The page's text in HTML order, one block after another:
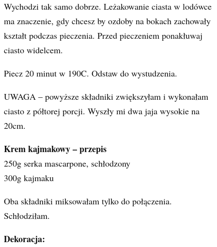
Wychodzi tak samo dobrze. Leżakowanie ciasta w lodówce
ma znaczenie, gdy chcesz by ozdoby na bokach zachowały
kształt podczas pieczenia. Przed pieczeniem ponakłuwaj
ciasto widelcem.
Piecz 20 minut w 190C. Odstaw do wystudzenia.
UWAGA – powyższe składniki zwiększyłam i wykonałam
ciasto z półtorej porcji. Wyszły mi dwa jaja wysokie na
20cm.
Krem kajmakowy – przepis
250g serka mascarpone, schłodzony
300g kajmaku
Oba składniki miksowałam tylko do połączenia.
Schłodziłam.
Dekoracja: